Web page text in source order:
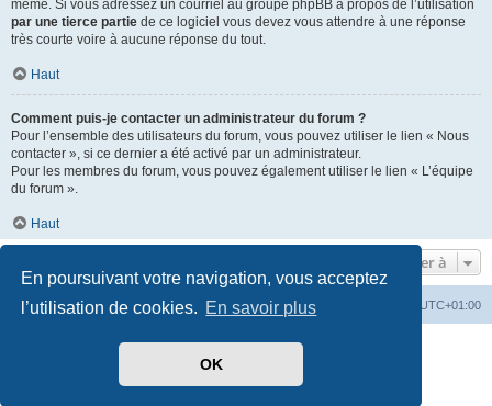
En poursuivant votre navigation, vous acceptez
l’utilisation de cookies. En savoir plus
OK
même. Si vous adressez un courriel au groupe phpBB à propos de l’utilisation
par une tierce partie de ce logiciel vous devez vous attendre à une réponse
très courte voire à aucune réponse du tout.
Haut
Comment puis-je contacter un administrateur du forum ?
Pour l’ensemble des utilisateurs du forum, vous pouvez utiliser le lien « Nous
contacter », si ce dernier a été activé par un administrateur.
Pour les membres du forum, vous pouvez également utiliser le lien « L’équipe
du forum ».
Haut
Aller à
Index du forum UTC+01:00
Développé parphpBB® Forum Software © phpBB Limited
Traduit par
Side-car club Français